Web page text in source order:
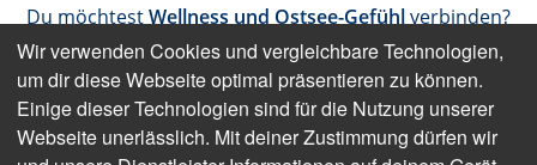
Du möchtestWellness und Ostsee-Gefühlverbinden?
Dann mach einen kleinen Ausflug in unsere Thermen
oder Spas. Wenn Du noch keine Idee hast, wohin es
gehen soll, geben wir Dir hierdrei Tipps:
Wir verwenden Cookies und vergleichbare Technologien,
um dir diese Webseite optimal präsentieren zu können.
Einige dieser Technologien sind für die Nutzung unserer
Webseite unerlässlich. Mit deiner Zustimmung dürfen wir